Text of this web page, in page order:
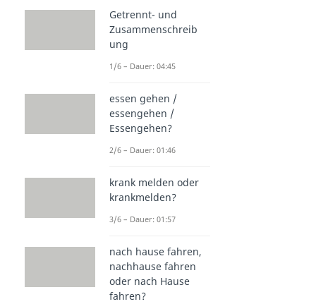
Getrennt- und
Zusammenschreib
ung
1/6 – Dauer: 04:45
essen gehen /
essengehen /
Essengehen?
2/6 – Dauer: 01:46
krank melden oder
krankmelden?
3/6 – Dauer: 01:57
nach hause fahren,
nachhause fahren
oder nach Hause
fahren?